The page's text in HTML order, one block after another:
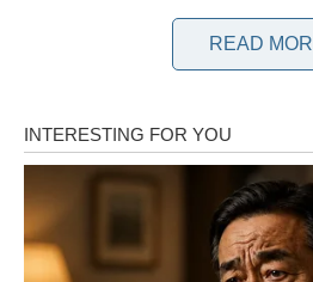
Pasulj je veoma hranjiva namirnica
vlaknima i mineralima, ali sadrži i
organizam teško razgrađuje. Upravo
nadimanje, gasove i osjećaj težine
READ